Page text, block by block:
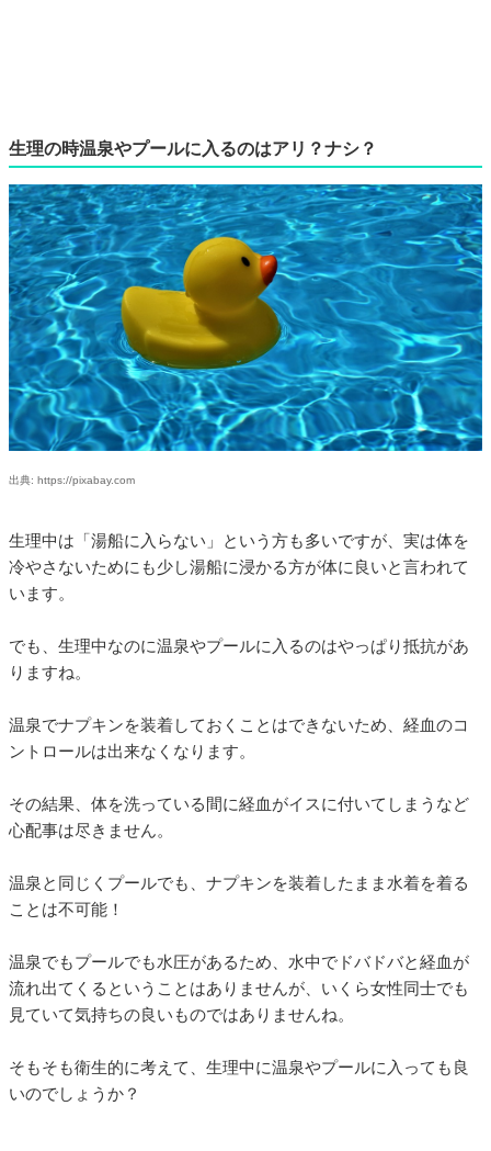
生理の時温泉やプールに入るのはアリ？ナシ？
出典: https://pixabay.com
生理中は「湯船に入らない」という方も多いですが、実は体を
冷やさないためにも少し湯船に浸かる方が体に良いと言われて
います。
でも、生理中なのに温泉やプールに入るのはやっぱり抵抗があ
りますね。
温泉でナプキンを装着しておくことはできないため、経血のコ
ントロールは出来なくなります。
その結果、体を洗っている間に経血がイスに付いてしまうなど
心配事は尽きません。
温泉と同じくプールでも、ナプキンを装着したまま水着を着る
ことは不可能！
温泉でもプールでも水圧があるため、水中でドバドバと経血が
流れ出てくるということはありませんが、いくら女性同士でも
見ていて気持ちの良いものではありませんね。
そもそも衛生的に考えて、生理中に温泉やプールに入っても良
いのでしょうか？